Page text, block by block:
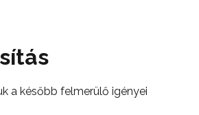
a később felmerülő igényei